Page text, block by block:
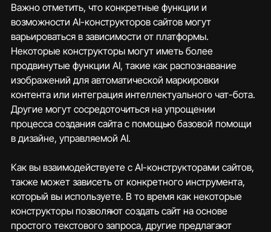
Важно отметить, что конкретные функции и
возможности AI-конструкторов сайтов могут
варьироваться в зависимости от платформы.
Некоторые конструкторы могут иметь более
продвинутые функции AI, такие как распознавание
изображений для автоматической маркировки
контента или интеграция интеллектуального чат-бота.
Другие могут сосредоточиться на упрощении
процесса создания сайта с помощью базовой помощи
в дизайне, управляемой AI.
Как вы взаимодействуете с AI-конструкторами сайтов,
также может зависеть от конкретного инструмента,
который вы используете. В то время как некоторые
конструкторы позволяют создать сайт на основе
простого текстового запроса, другие предлагают